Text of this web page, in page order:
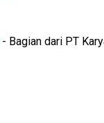
- Bagian dari PT